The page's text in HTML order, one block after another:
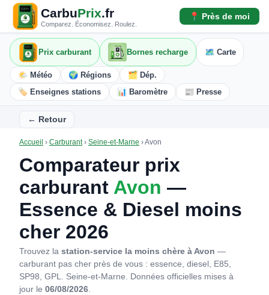
CarbuPrix.fr
Comparez. Économisez. Roulez.
📍 Près de moi
Prix carburant Bornes recharge 🗺️ Carte
🌤️ Météo 🌍 Régions
🗂️ Dép.
🏷️ Enseignes stations
📊 Baromètre 📰 Presse
← Retour
Accueil › Carburant› Seine-et-Marne ›Avon
Comparateur prix
carburant Avon —
Essence & Diesel moins
cher 2026
Trouvez la station-service la moins chère à Avon —
carburant pas cher près de vous : essence, diesel, E85,
SP98, GPL. Seine-et-Marne. Données officielles mises à
jour le 06/08/2026.